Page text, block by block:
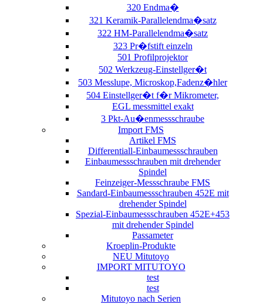
320 Endma�
321 Keramik-Parallelendma�satz
322 HM-Parallelendma�satz
323 Pr�fstift einzeln
501 Profilprojektor
502 Werkzeug-Einstellger�t
503 Messlupe, Microskop,Fadenz�hler
504 Einstellger�t f�r Mikrometer,
EGL messmittel exakt
3 Pkt-Au�enmessschraube
Import FMS
Artikel FMS
Differentiall-Einbaumessschrauben
Einbaumessschrauben mit drehender
Spindel
Feinzeiger-Messschraube FMS
Sandard-Einbaumessschrauben 452E mit
drehender Spindel
Spezial-Einbaumessschrauben 452E+453
mit drehender Spindel
Passameter
Kroeplin-Produkte
NEU Mitutoyo
IMPORT MITUTOYO
test
test
Mitutoyo nach Serien